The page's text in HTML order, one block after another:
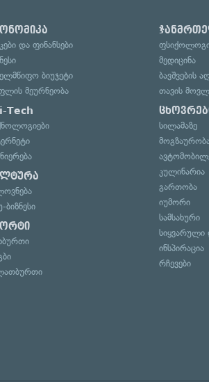
და ფინანსები
ბიუჯეტი
მეურნეობა
Tech
ბიზნესი
მედიცინა
ბავშვების
თავის
სილამაზე
კულინარია
გართობა
იუმორი
სამსახური
სიყვარული
ინსპირაცია
რჩევები